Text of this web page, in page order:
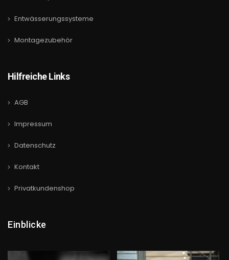
Entwässerungssysteme
Montagezubehör
Hilfreiche Links
AGB
Impressum
Datenschutz
Kontakt
Privatkundenshop
Einblicke